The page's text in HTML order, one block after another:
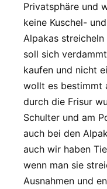
Privatsphäre und
keine Kuschel-
Alpakas
soll sich
kaufen und nicht
wollt es bestimmt
durch die Frisur
Schulter und am
auch bei den
auch wir haben
wenn man sie
Ausnahmen und